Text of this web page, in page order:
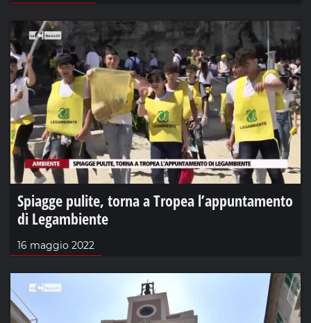
Spiagge pulite, torna a Tropea l’appuntamento
di Legambiente
16 maggio 2022